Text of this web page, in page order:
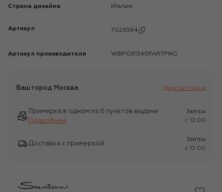
Страна дизайна Италия
Артикул 7029564
Артикул производителя WBPG61340FARTPNG
Ваш город Москва Другой город
Примерка в одном из 6 пунктов выдачи
Подробнее
Завтра
c 12:00
Доставка с примеркой
Завтра
c 13:00